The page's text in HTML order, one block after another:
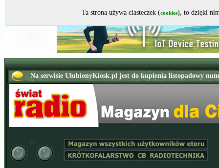
Ta strona używa ciasteczek (cookies), to dzięki